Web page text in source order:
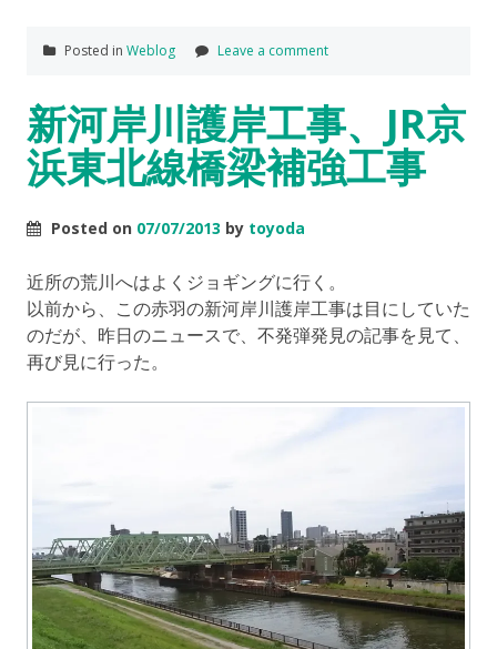
Posted in Weblog Leave a comment
新河岸川護岸工事、JR京
浜東北線橋梁補強工事
Posted on 07/07/2013 by toyoda
近所の荒川へはよくジョギングに行く。
以前から、この赤羽の新河岸川護岸工事は目にしていた
のだが、昨日のニュースで、不発弾発見の記事を見て、
再び見に行った。